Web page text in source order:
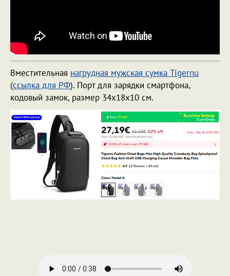
Вместительная нагрудная мужская сумка Tigernu
(ссылка для РФ). Порт для зарядки смартфона,
кодовый замок, размер 34х18х10 см.